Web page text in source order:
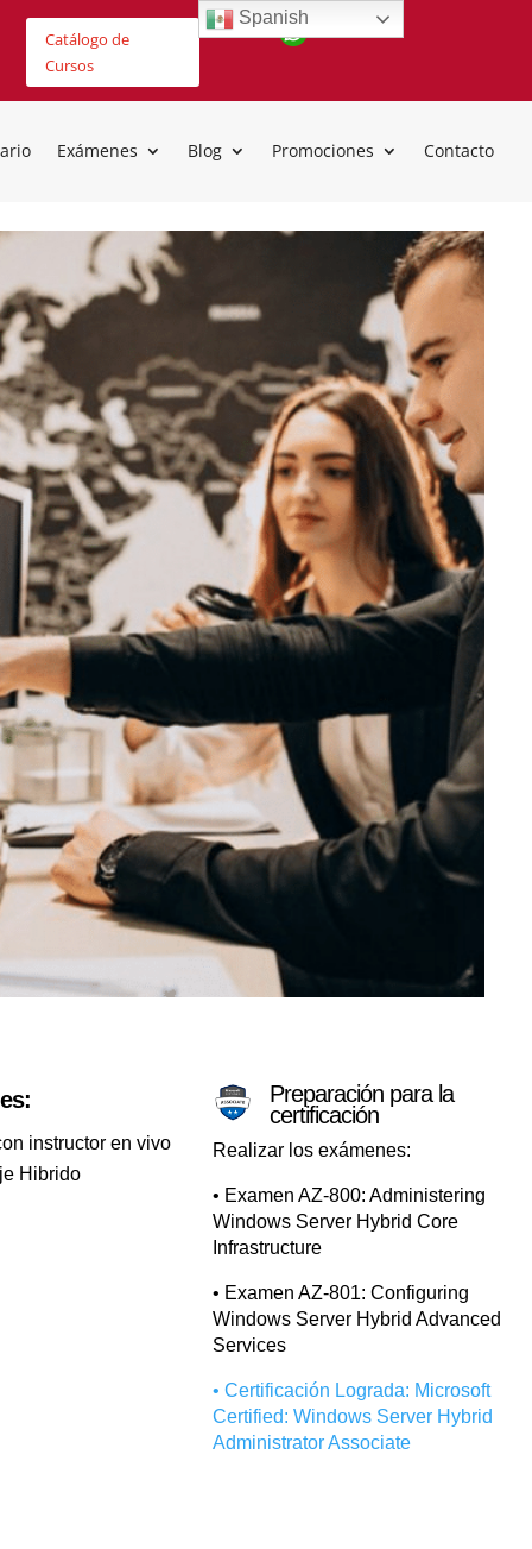
Catálogo de
Cursos
Exámenes Blog Promociones Contacto
instructor en vivo
Hibrido
Preparación para la
certificación
Realizar los exámenes:
• Examen AZ-800: Administering
Windows Server Hybrid Core
Infrastructure
• Examen AZ-801: Configuring
Windows Server Hybrid Advanced
Services
• Certificación Lograda: Microsoft
Certified: Windows Server Hybrid
Administrator Associate
Spanish